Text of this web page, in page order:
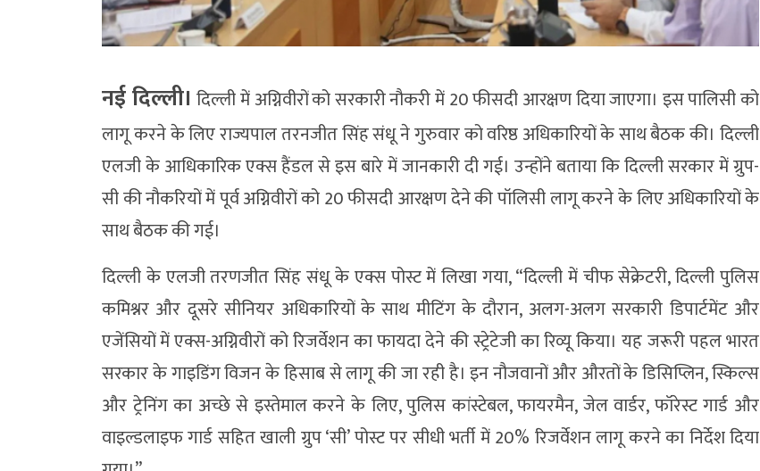
नई दिल्ली। दिल्ली में अग्निवीरों को सरकारी नौकरी में 20 फीसदी आरक्षण दिया जाएगा। इस पालिसी को
लागू करने के लिए राज्यपाल तरनजीत सिंह संधू ने गुरुवार को वरिष्ठ अधिकारियों के साथ बैठक की। दिल्ली
एलजी के आधिकारिक एक्स हैंडल से इस बारे में जानकारी दी गई। उन्होंने बताया कि दिल्ली सरकार में ग्रुप-
सी की नौकरियों में पूर्व अग्निवीरों को 20 फीसदी आरक्षण देने की पॉलिसी लागू करने के लिए अधिकारियों के
साथ बैठक की गई।
दिल्ली के एलजी तरणजीत सिंह संधू के एक्स पोस्ट में लिखा गया, “दिल्ली में चीफ सेक्रेटरी, दिल्ली पुलिस
कमिश्नर और दूसरे सीनियर अधिकारियों के साथ मीटिंग के दौरान, अलग-अलग सरकारी डिपार्टमेंट और
एजेंसियों में एक्स-अग्निवीरों को रिजर्वेशन का फायदा देने की स्ट्रेटेजी का रिव्यू किया। यह जरूरी पहल भारत
सरकार के गाइडिंग विजन के हिसाब से लागू की जा रही है। इन नौजवानों और औरतों के डिसिप्लिन, स्किल्स
और ट्रेनिंग का अच्छे से इस्तेमाल करने के लिए, पुलिस कांस्टेबल, फायरमैन, जेल वार्डर, फॉरेस्ट गार्ड और
वाइल्डलाइफ गार्ड सहित खाली ग्रुप ‘सी’ पोस्ट पर सीधी भर्ती में 20% रिजर्वेशन लागू करने का निर्देश दिया